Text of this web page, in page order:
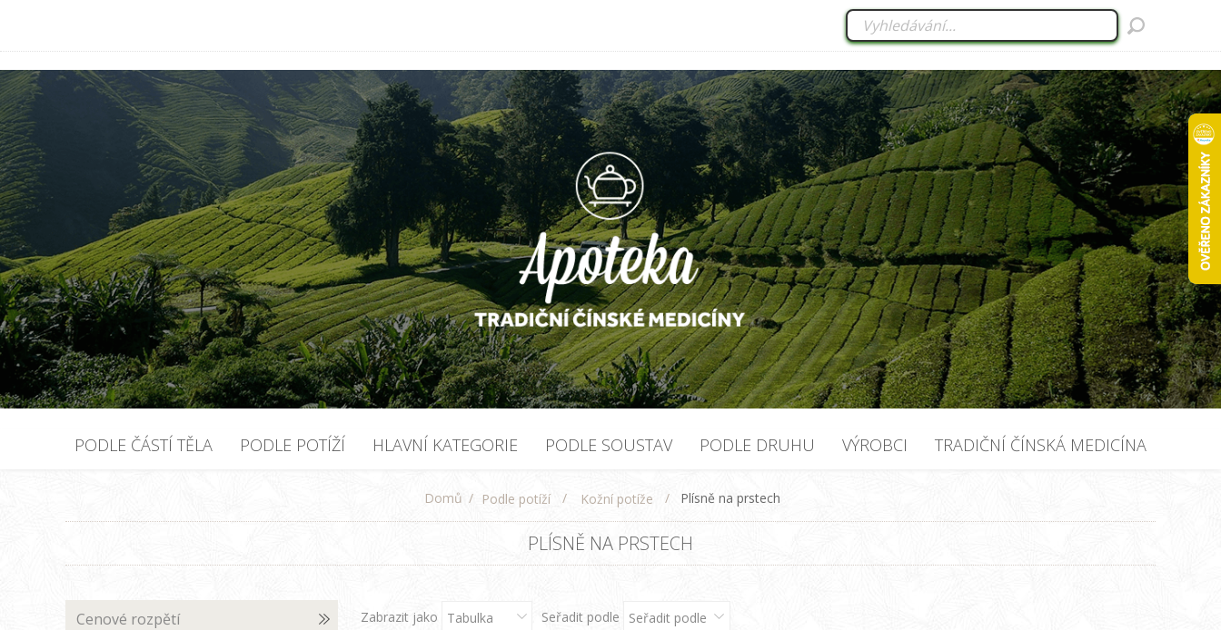
PODLE ČÁSTÍ TĚLA PODLE POTÍŽÍ HLAVNÍ KATEGORIE PODLE SOUSTAV PODLE DRUHU VÝROBCI TRADIČNÍ ČÍNSKÁ MEDICÍNA
Domů / Podle potíží / Kožní potíže / Plísně na prstech
PLÍSNĚ NA PRSTECH
Zabrazit jako Tabulka Seřadit podle Seřadit podle
Cenové rozpětí